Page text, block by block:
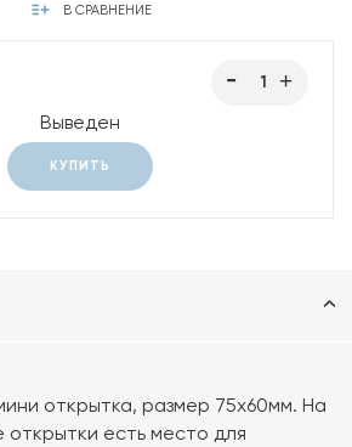
В СРАВНЕНИЕ
Выведен
КУПИТЬ
открытка, размер 75х60мм. На
есть место для